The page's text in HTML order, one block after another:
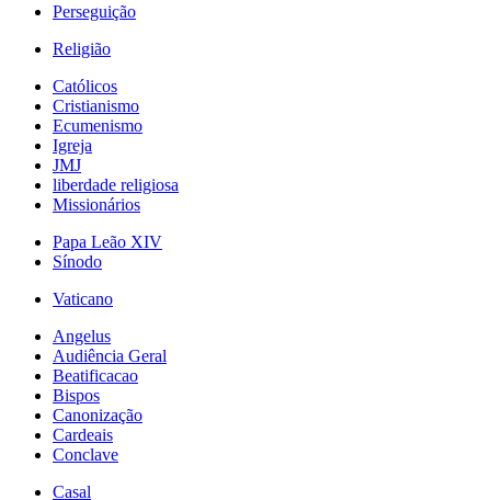
Perseguição
Religião
Católicos
Cristianismo
Ecumenismo
Igreja
JMJ
liberdade religiosa
Missionários
Papa Leão XIV
Sínodo
Vaticano
Angelus
Audiência Geral
Beatificacao
Bispos
Canonização
Cardeais
Conclave
Casal